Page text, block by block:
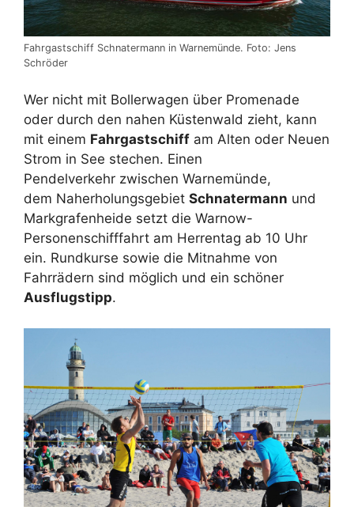
Fahrgastschiff Schnatermann in Warnemünde. Foto: Jens
Schröder
Wer nicht mit Bollerwagen über Promenade
oder durch den nahen Küstenwald zieht, kann
mit einem Fahrgastschiff am Alten oder Neuen
Strom in See stechen. Einen
Pendelverkehr zwischen Warnemünde,
dem Naherholungsgebiet Schnatermann und
Markgrafenheide setzt die Warnow-
Personenschifffahrt am Herrentag ab 10 Uhr
ein. Rundkurse sowie die Mitnahme von
Fahrrädern sind möglich und ein schöner
Ausflugstipp.